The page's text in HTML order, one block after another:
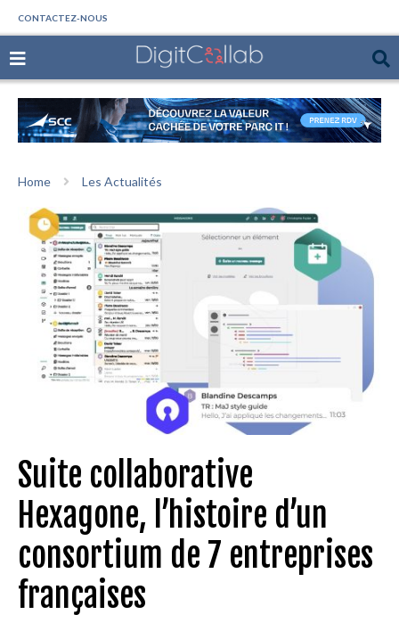
CONTACTEZ-NOUS
Home Les Actualités
Suite collaborative
Hexagone, l’histoire d’un
consortium de 7 entreprises
françaises